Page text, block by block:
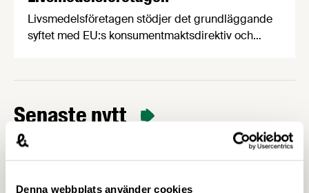
Denna webbplats använder cookies
Livsmedelsföretagen stödjer det grundläggande
syftet med EU:s konsumentmaktsdirektiv och
upprepade möten vägrar Regeringskansliet och
kring övergångsregler. Därför ger
Livsmedelsföretagen nu sin samlade bedömning
till medlemsföretagen.
Senaste nytt